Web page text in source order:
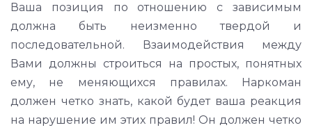
Ваша позиция по отношению с зависимым
должна быть неизменно твердой и
последовательной. Взаимодействия между
Вами должны строиться на простых, понятных
ему, не меняющихся правилах. Наркоман
должен четко знать, какой будет ваша реакция
на нарушение им этих правил! Он должен четко